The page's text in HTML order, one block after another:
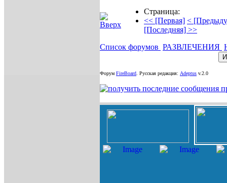
Страница:
<< [Первая] <
[Последняя] >>
Список форумов РАЗВЛЕЧЕНИЯ
Форум FireBoard Русская редакция: Adeptus v.2.0